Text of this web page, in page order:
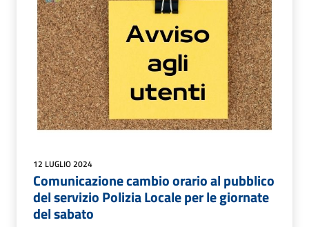
12 LUGLIO 2024
Comunicazione cambio orario al pubblico
del servizio Polizia Locale per le giornate
del sabato